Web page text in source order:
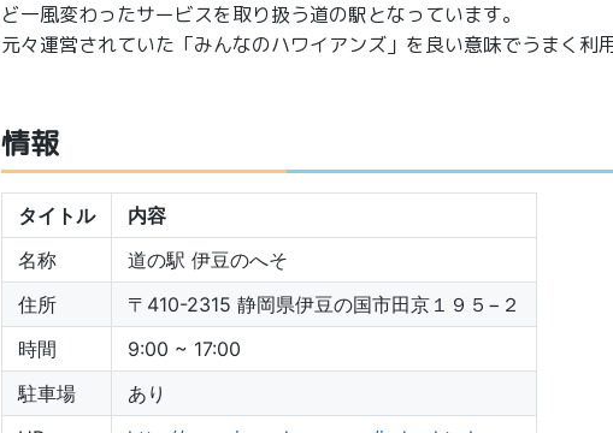
ど一風変わったサービスを取り扱う道の駅となっています。
元々運営されていた「みんなのハワイアンズ」を良い意味でうまく利
情報
タイトル
内容
名称
道の駅 伊豆のへそ
住所
〒410-2315 静岡県伊豆の国市田京１９５−２
時間
9:00 ~ 17:00
駐車場
あり